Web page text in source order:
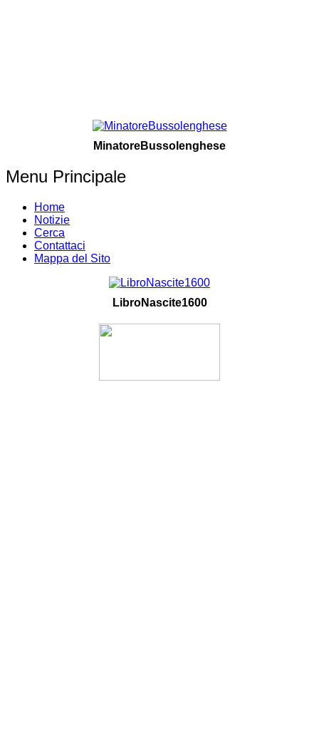
MinatoreBussolenghese
Menu Principale
Home
Notizie
Cerca
Contattaci
Mappa del Sito
LibroNascite1600